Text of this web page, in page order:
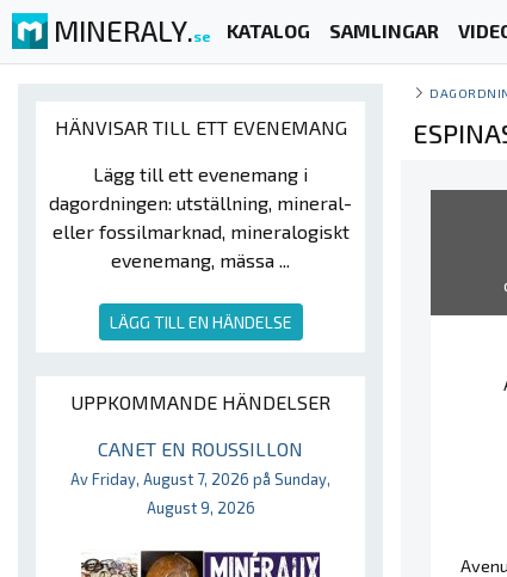
MINERALY.se KATALOG SAMLINGAR
HÄNVISAR TILL ETT EVENEMANG
Lägg till ett evenemang i
dagordningen: utställning, mineral-
eller fossilmarknad, mineralogiskt
evenemang, mässa ...
LÄGG TILL EN HÄNDELSE
UPPKOMMANDE HÄNDELSER
CANET EN ROUSSILLON
Av Friday, August 7, 2026 på Sunday,
August 9, 2026